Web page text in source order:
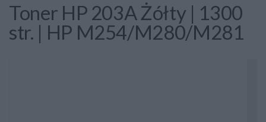
Toner HP 203A Żółty | 1300
str. | HP M254/M280/M281